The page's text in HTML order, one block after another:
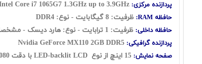
پردازنده مرکزی:
حافظه RAM: ظرفیت: 8 گيگابايت - نوع: DDR4
حافظه داخلی: ظرفیت: 1 ترابايت - نوع: هارد ديسک - مشخصات: 5400RPM به همراه 128 گیگابایت حافظه از نو SSD
پردازنده گرافیکی:
صفحه نمایش: